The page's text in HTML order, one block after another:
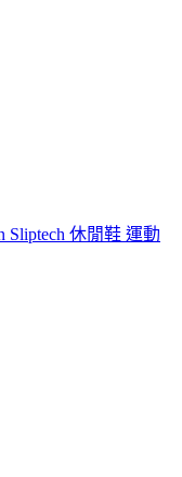
Sliptech 休閒鞋 運動